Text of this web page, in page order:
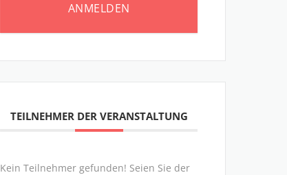
ANMELDEN
TEILNEHMER DER VERANSTALTUNG
Kein Teilnehmer gefunden! Seien Sie der